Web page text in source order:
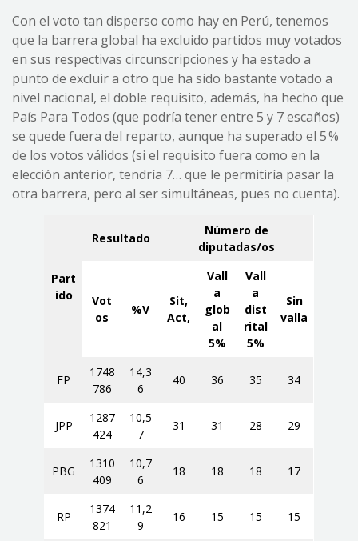
Con el voto tan disperso como hay en Perú, tenemos
que la barrera global ha excluido partidos muy votados
en sus respectivas circunscripciones y ha estado a
punto de excluir a otro que ha sido bastante votado a
nivel nacional, el doble requisito, además, ha hecho que
País Para Todos (que podría tener entre 5 y 7 escaños)
se quede fuera del reparto, aunque ha superado el 5 %
de los votos válidos (si el requisito fuera como en la
elección anterior, tendría 7… que le permitiría pasar la
otra barrera, pero al ser simultáneas, pues no cuenta).
Part
ido
Resultado
Número de
diputadas/os
Vot
os
%V
Sit,
Act,
Vall
a
glob
al
5%
Vall
a
dist
rital
5%
Sin
valla
FP
1748
786
14,3
6
40 36 35 34
JPP
1287
424
10,5
7
31 31 28 29
PBG
1310
409
10,7
6
18 18 18 17
RP
1374
821
11,2
9
16 15 15 15